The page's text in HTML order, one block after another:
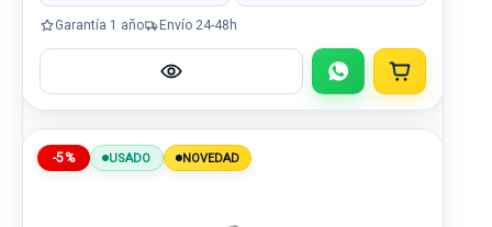
Garantía 1 año Envío 24-48h
-5% USADO NOVEDAD